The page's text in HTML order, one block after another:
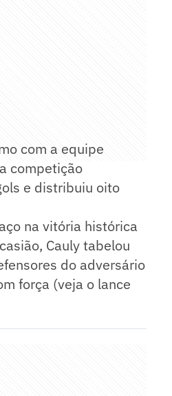
com a equipe
competição
e distribuiu oito
na vitória histórica
Cauly tabelou
do adversário
força (veja o lance